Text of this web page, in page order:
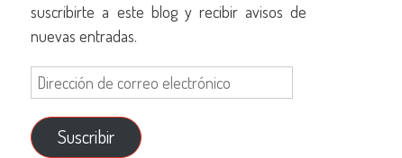
suscribirte a este blog y recibir avisos de
nuevas entradas.
Suscribir